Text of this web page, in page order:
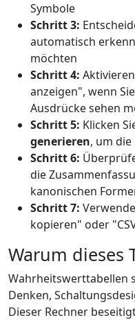
Symbole
Schritt 3:
automatisch
möchten
Schritt 4:
anzeigen", wenn
Ausdrücke sehen
Schritt 5: Klicken
generieren, um
Schritt 6:
die
kanonischen
Schritt 7:
kopieren" oder
Warum dieses
Wahrheitswerttabellen
Denken,
Dieser Rechner